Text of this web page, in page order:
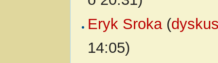
Eryk Sroka (
14:05)